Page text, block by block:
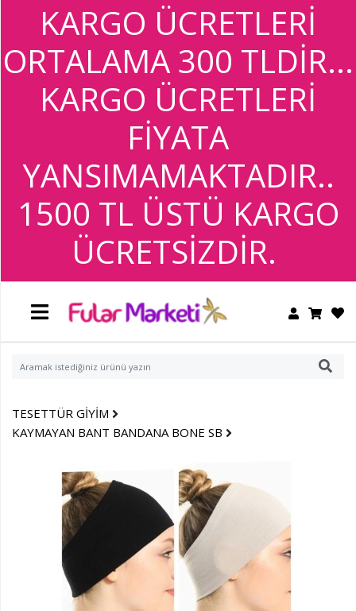
KARGO ÜCRETLERİ
ORTALAMA 300 TLDİR...
KARGO ÜCRETLERİ
FİYATA
YANSIMAMAKTADIR..
1500 TL ÜSTÜ KARGO
ÜCRETSİZDİR.
BANDANA
TESETTÜR
GİYİM
TESETTÜR GİYİM
KAYMAYAN BANT BANDANA BONE SB